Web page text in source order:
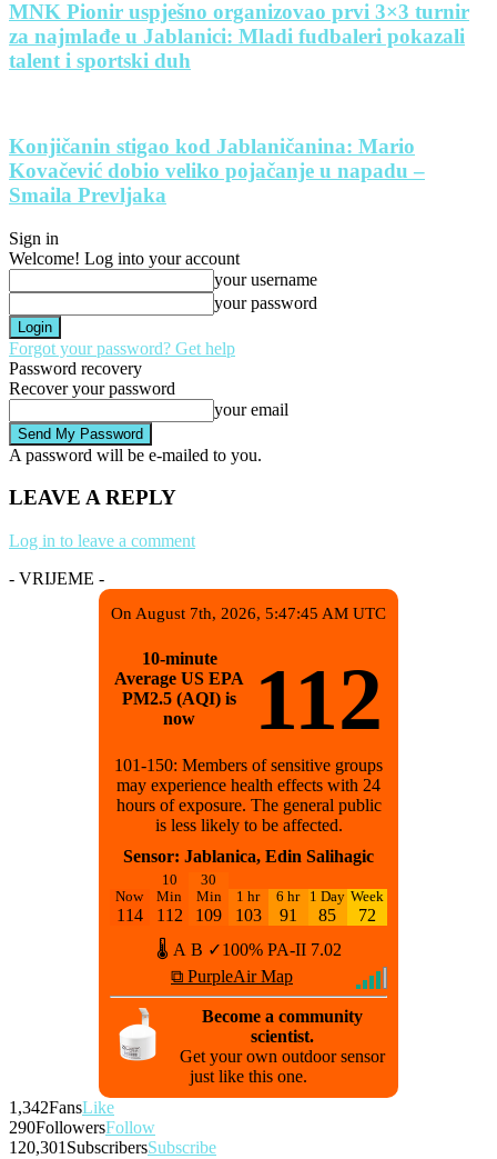
MNK Pionir uspješno organizovao prvi 3×3 turnir
za najmlađe u Jablanici: Mladi fudbaleri pokazali
talent i sportski duh
Konjičanin stigao kod Jablaničanina: Mario
Kovačević dobio veliko pojačanje u napadu –
Smaila Prevljaka
Sign in
Welcome! Log into your account
your username
your password
Forgot your password? Get help
Password recovery
Recover your password
your email
A password will be e-mailed to you.
LEAVE A REPLY
Log in to leave a comment
- VRIJEME -
On August 7th, 2026, 5:47:45 AM UTC
10-minute
Average US EPA
PM2.5 (AQI) is
now
112
101-150: Members of sensitive groups
may experience health effects with 24
hours of exposure. The general public
is less likely to be affected.
Sensor: Jablanica, Edin Salihagic
Now
114
10
Min
112
30
Min
109
1 hr
103
6 hr
91
1 Day
85
Week
72
🌡 A B ✓100% PA-II 7.02
⧉ PurpleAir Map
Become a community
scientist.
Get your own outdoor sensor
just like this one.
1,342FansLike
290FollowersFollow
120,301 SubscribersSubscribe